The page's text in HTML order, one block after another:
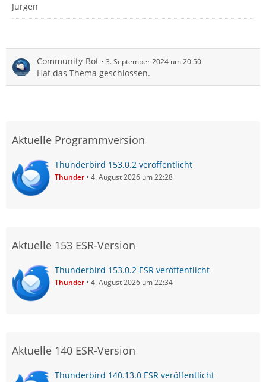
Jürgen
Community-Bot 3. September 2024 um 20:50
Hat das Thema geschlossen.
Aktuelle Programmversion
Thunderbird 153.0.2 veröffentlicht
Thunder 4. August 2026 um 22:28
Aktuelle 153 ESR-Version
Thunderbird 153.0.2 ESR veröffentlicht
Thunder 4. August 2026 um 22:34
Aktuelle 140 ESR-Version
Thunderbird 140.13.0 ESR veröffentlicht